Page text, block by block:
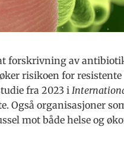
forskrivning av
risikoen for
fra 2023 i
Også organisasjoner
mot både helse og